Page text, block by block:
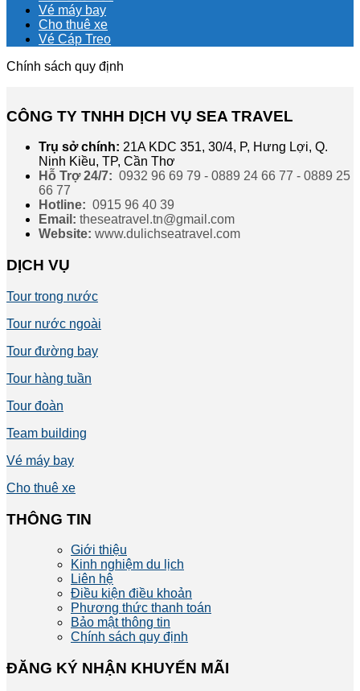
Vé máy bay
Cho thuê xe
Vé Cáp Treo
Chính sách quy định
CÔNG TY TNHH DỊCH VỤ SEA TRAVEL
Trụ sở chính: 21A KDC 351, 30/4, P, Hưng Lợi, Q.
Ninh Kiều, TP, Cần Thơ
Hỗ Trợ 24/7: 0932 96 69 79 - 0889 24 66 77 - 0889 25
66 77
Hotline: 0915 96 40 39
Email: theseatravel.tn@gmail.com
Website: www.dulichseatravel.com
DỊCH VỤ
Tour trong nước
Tour nước ngoài
Tour đường bay
Tour hàng tuần
Tour đoàn
Team building
Vé máy bay
Cho thuê xe
THÔNG TIN
Giới thiệu
Kinh nghiệm du lịch
Liên hệ
Điều kiện điều khoản
Phương thức thanh toán
Bảo mật thông tin
Chính sách quy định
ĐĂNG KÝ NHẬN KHUYẾN MÃI